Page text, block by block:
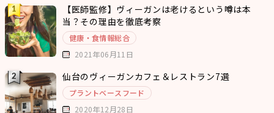
【医師監修】ヴィーガンは老けるという噂は本
当？その理由を徹底考察
健康・食情報総合
2021年06月11日
仙台のヴィーガンカフェ＆レストラン7選
プラントベースフード
2020年12月28日